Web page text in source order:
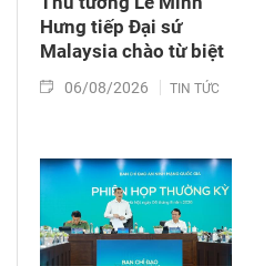
Hưng tiếp Đại sứ
Malaysia chào từ biệt
06/08/2026 TIN TỨC